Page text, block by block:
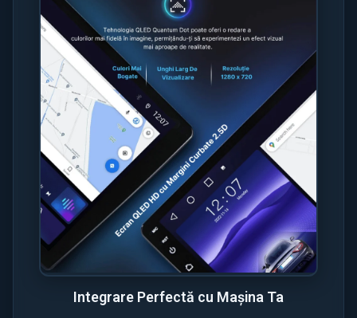
Integrare Perfectă cu Mașina Ta